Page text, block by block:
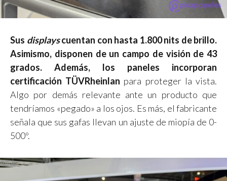
Sus displayscuentan con hasta 1.800 nits de brillo.
Asimismo, disponen de un campo de visión de 43
grados. Además, los paneles incorporan
certificación TÜVRheinlan para proteger la vista.
Algo por demás relevante ante un producto que
tendríamos «pegado» a los ojos. Es más, el fabricante
señala que sus gafas llevan un ajuste de miopía de 0-
500º.